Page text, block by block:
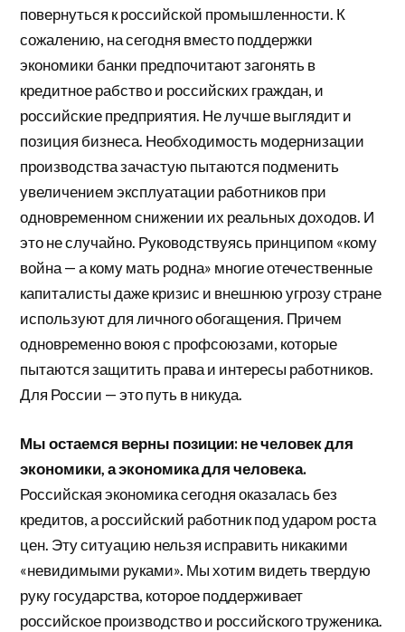
повернуться к российской промышленности. К
сожалению, на сегодня вместо поддержки
экономики банки предпочитают загонять в
кредитное рабство и российских граждан, и
российские предприятия. Не лучше выглядит и
позиция бизнеса. Необходимость модернизации
производства зачастую пытаются подменить
увеличением эксплуатации работников при
одновременном снижении их реальных доходов. И
это не случайно. Руководствуясь принципом «кому
война — а кому мать родна» многие отечественные
капиталисты даже кризис и внешнюю угрозу стране
используют для личного обогащения. Причем
одновременно воюя с профсоюзами, которые
пытаются защитить права и интересы работников.
Для России — это путь в никуда.
Мы остаемся верны позиции: не человек для
экономики, а экономика для человека.
Российская экономика сегодня оказалась без
кредитов, а российский работник под ударом роста
цен. Эту ситуацию нельзя исправить никакими
«невидимыми руками». Мы хотим видеть твердую
руку государства, которое поддерживает
российское производство и российского труженика.